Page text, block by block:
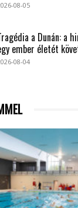
08-05
a Dunán: a
ember életét
08-04